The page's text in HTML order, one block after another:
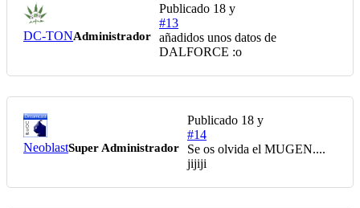
DC-TONAdministrador
Publicado 18 y
#13
añadidos unos datos de
DALFORCE :o
NeoblastSuper Administrador
Publicado 18 y
#14
Se os olvida el MUGEN....
jijiji